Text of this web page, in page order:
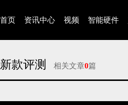
首页 资讯中心 视频 智能硬件
新款评测 相关文章0篇